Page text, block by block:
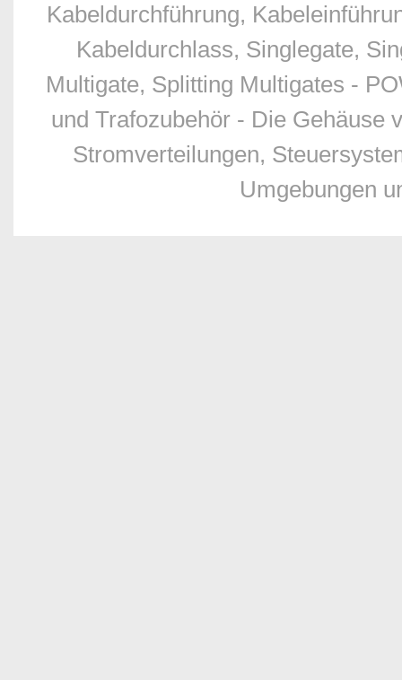
Kabeldurchführung,
Kabeldurchlass, Singlegate,
Multigate, Splitting Multigates -
und Trafozubehör - Die Gehäuse
Stromverteilungen,
Umgebungen